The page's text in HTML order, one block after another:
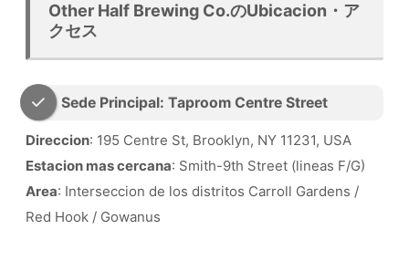
Other Half Brewing Co.のUbicacion・ア
クセス
Sede Principal: Taproom Centre Street
Direccion: 195 Centre St, Brooklyn, NY 11231, USA
Estacion mas cercana: Smith-9th Street (lineas F/G)
Area: Interseccion de los distritos Carroll Gardens /
Red Hook / Gowanus